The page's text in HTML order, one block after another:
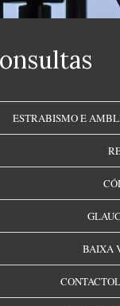
ESTRABISMO E
BAIXA